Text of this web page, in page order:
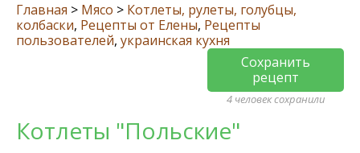
Главная > Мясо > Котлеты, рулеты, голубцы,
колбаски, Рецепты от Елены, Рецепты
пользователей, украинская кухня
Сохранить
рецепт
4 человек сохранили
Котлеты "Польские"